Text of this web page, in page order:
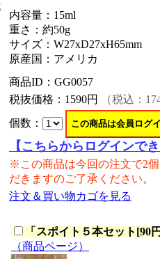
内容量：15ml
重さ：約50g
サイズ：W27xD27xH65mm
原産国：アメリカ
商品ID：GG0057
税抜価格： 1590円 （税込：
個数：
【こちらからログインでき
※この商品は今回の注文で2
だきますのご了承ください。
注文＆買い物カゴを見る
「 スポイト５本セット[90
（商品ページ）